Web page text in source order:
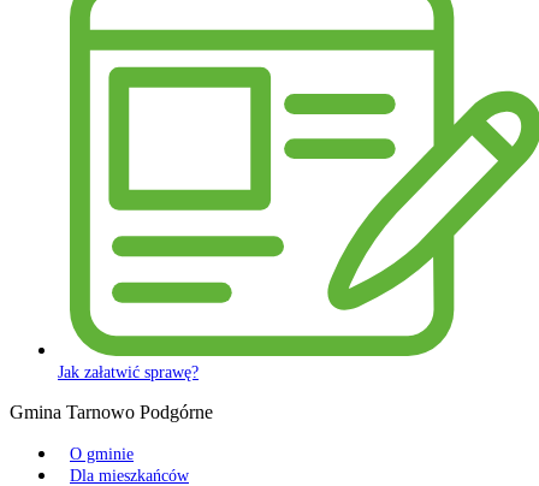
Jak załatwić sprawę?
Gmina Tarnowo Podgórne
O gminie
Dla mieszkańców